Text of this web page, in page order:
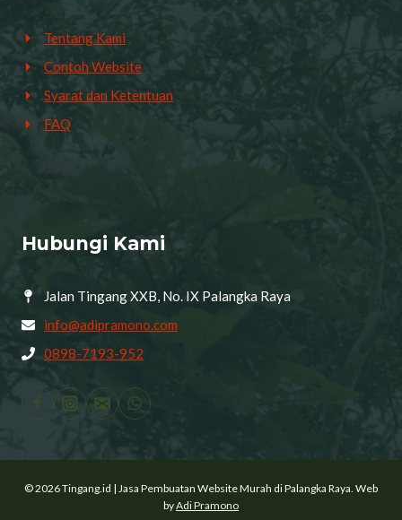
Tentang Kami
Contoh Website
Syarat dan Ketentuan
FAQ
Hubungi Kami
Jalan Tingang XXB, No. IX Palangka Raya
info@adipramono.com
0898-7193-952
© 2026 Tingang.id | Jasa Pembuatan Website Murah di Palangka Raya. Web
byAdi Pramono